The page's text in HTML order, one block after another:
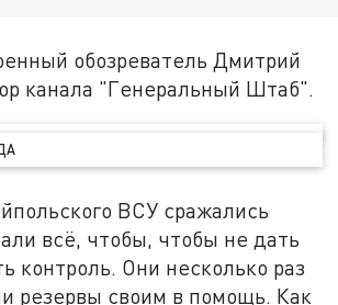
обозреватель Дмитрий
канала "Генеральный Штаб".
ВСУ сражались
всё, чтобы, чтобы не дать
контроль. Они несколько раз
резервы своим в помощь. Как